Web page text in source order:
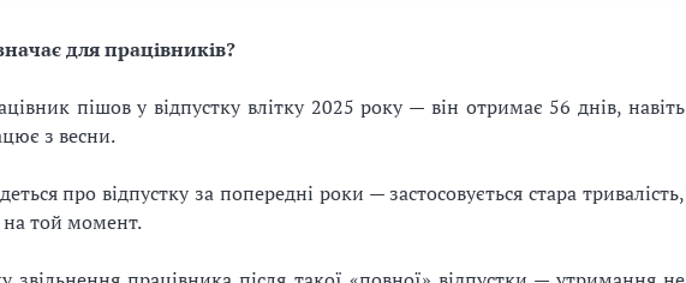
для працівників?
пішов у відпустку влітку 2025 року — він отримає 56 днів, навіть
з весни.
про відпустку за попередні роки — застосовується стара тривалість,
на той момент.